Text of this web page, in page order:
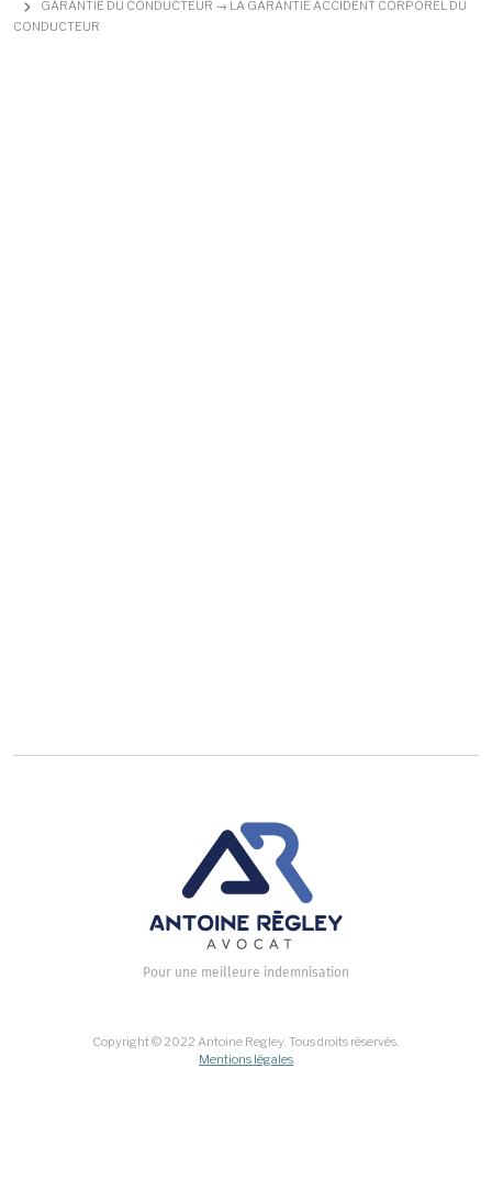
GARANTIE DU CONDUCTEUR → LA GARANTIE ACCIDENT CORPOREL DU
CONDUCTEUR
Pour une meilleure indemnisation
Copyright © 2022 Antoine Regley. Tous droits réservés.
Mentions légales